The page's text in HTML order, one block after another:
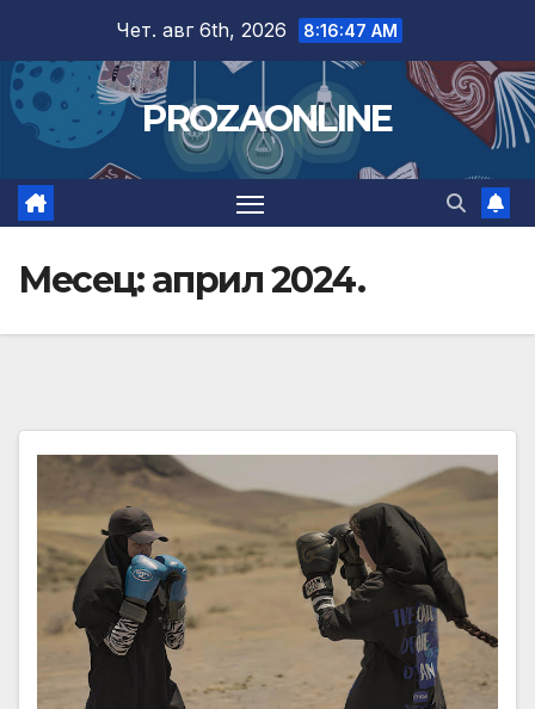
content
Чет. авг 6th, 2026 8:16:49 AM
PROZAONLINE
Месец:април 2024.